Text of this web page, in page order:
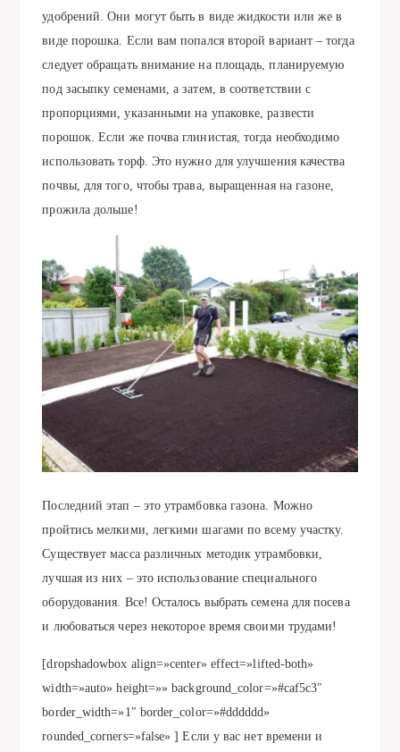
удобрений. Они могут быть в виде жидкости или же в
виде порошка. Если вам попался второй вариант – тогда
следует обращать внимание на площадь, планируемую
под засыпку семенами, а затем, в соответствии с
пропорциями, указанными на упаковке, развести
порошок. Если же почва глинистая, тогда необходимо
использовать торф. Это нужно для улучшения качества
почвы, для того, чтобы трава, выращенная на газоне,
прожила дольше!
Последний этап – это утрамбовка газона. Можно
пройтись мелкими, легкими шагами по всему участку.
Существует масса различных методик утрамбовки,
лучшая из них – это использование специального
оборудования. Все! Осталось выбрать семена для посева
и любоваться через некоторое время своими трудами!
[dropshadowbox align=»center» effect=»lifted-both»
width=»auto» height=»» background_color=»#caf5c3″
border_width=»1″ border_color=»#dddddd»
rounded_corners=»false» ] Если у вас нет времени и